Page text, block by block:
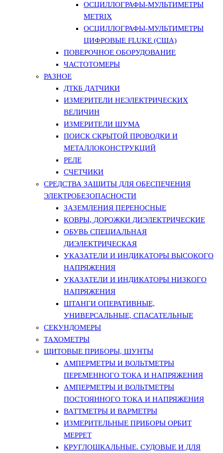
ОСЦИЛЛОГРАФЫ-МУЛЬТИМЕТРЫ
METRIX
ОСЦИЛЛОГРАФЫ-МУЛЬТИМЕТРЫ
ЦИФРОВЫЕ FLUKE (США)
ПОВЕРОЧНОЕ ОБОРУДОВАНИЕ
ЧАСТОТОМЕРЫ
РАЗНОЕ
ДТКБ ДАТЧИКИ
ИЗМЕРИТЕЛИ НЕЭЛЕКТРИЧЕСКИХ
ВЕЛИЧИН
ИЗМЕРИТЕЛИ ШУМА
ПОИСК СКРЫТОЙ ПРОВОДКИ И
МЕТАЛЛОКОНСТРУКЦИЙ
РЕЛЕ
СЧЕТЧИКИ
СРЕДСТВА ЗАЩИТЫ ДЛЯ ОБЕСПЕЧЕНИЯ
ЭЛЕКТРОБЕЗОПАСНОСТИ
ЗАЗЕМЛЕНИЯ ПЕРЕНОСНЫЕ
КОВРЫ, ДОРОЖКИ ДИЭЛЕКТРИЧЕСКИЕ
ОБУВЬ СПЕЦИАЛЬНАЯ
ДИЭЛЕКТРИЧЕСКАЯ
УКАЗАТЕЛИ И ИНДИКАТОРЫ ВЫСОКОГО
НАПРЯЖЕНИЯ
УКАЗАТЕЛИ И ИНДИКАТОРЫ НИЗКОГО
НАПРЯЖЕНИЯ
ШТАНГИ ОПЕРАТИВНЫЕ,
УНИВЕРСАЛЬНЫЕ, СПАСАТЕЛЬНЫЕ
СЕКУНДОМЕРЫ
ТАХОМЕТРЫ
ЩИТОВЫЕ ПРИБОРЫ, ШУНТЫ
АМПЕРМЕТРЫ И ВОЛЬТМЕТРЫ
ПЕРЕМЕННОГО ТОКА И НАПРЯЖЕНИЯ
АМПЕРМЕТРЫ И ВОЛЬТМЕТРЫ
ПОСТОЯННОГО ТОКА И НАПРЯЖЕНИЯ
ВАТТМЕТРЫ И ВАРМЕТРЫ
ИЗМЕРИТЕЛЬНЫЕ ПРИБОРЫ ОРБИТ
МЕРРЕТ
КРУГЛОШКАЛЬНЫЕ. СУДОВЫЕ И ДЛЯ